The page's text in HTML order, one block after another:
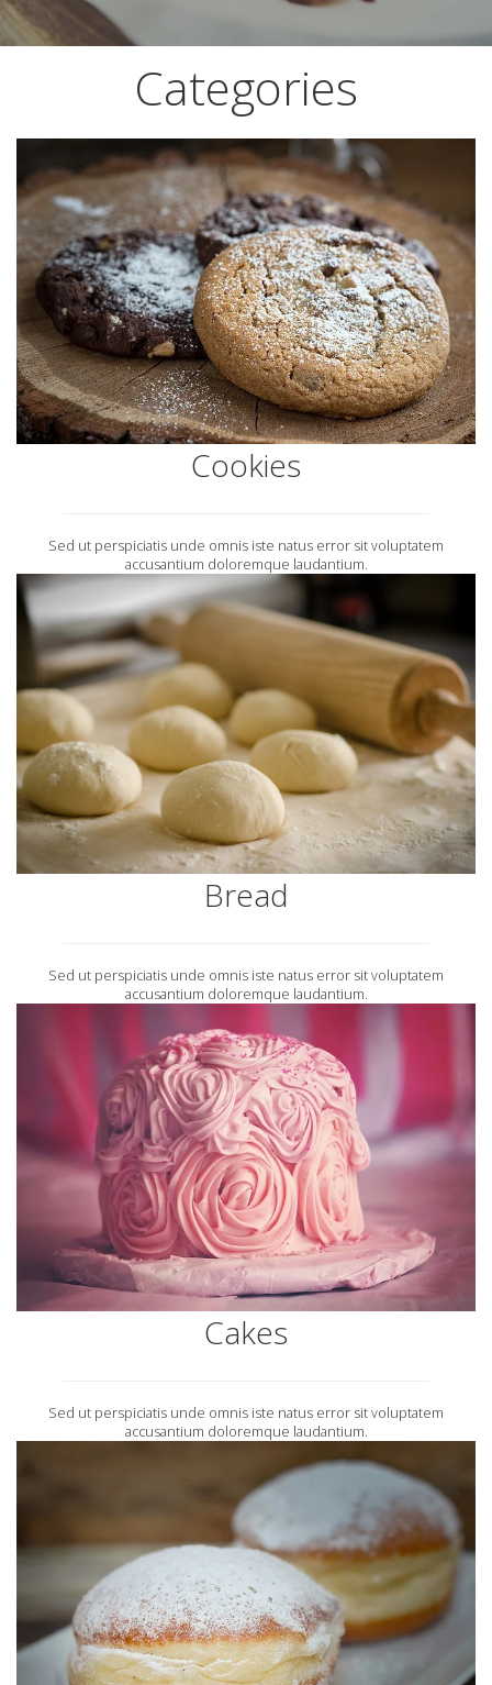
Categories
Cookies
Sed ut perspiciatis unde omnis iste natus error sit voluptatem
accusantium doloremque laudantium.
Bread
Sed ut perspiciatis unde omnis iste natus error sit voluptatem
accusantium doloremque laudantium.
Cakes
Sed ut perspiciatis unde omnis iste natus error sit voluptatem
accusantium doloremque laudantium.